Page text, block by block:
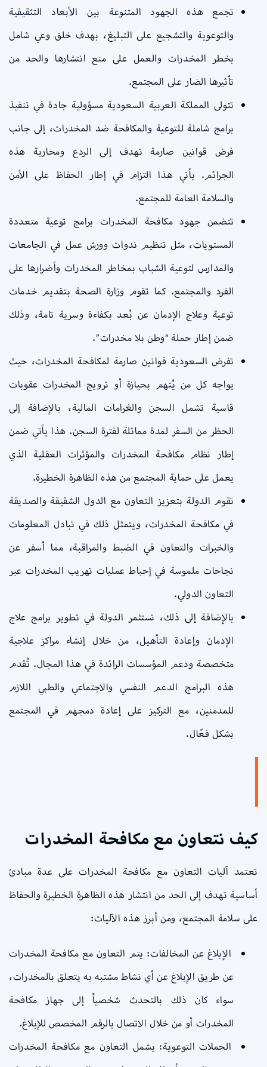
تجمع هذه الجهود المتنوعة بين الأبعاد التثقيفية
والتوعوية والتشجيع على التبليغ، بهدف خلق وعي شامل
بخطر المخدرات والعمل على منع انتشارها والحد من
تأثيرها الضار على المجتمع.
تتولى المملكة العربية السعودية مسؤولية جادة في تنفيذ
برامج شاملة للتوعية والمكافحة ضد المخدرات، إلى جانب
فرض قوانين صارمة تهدف إلى الردع ومحاربة هذه
الجرائم. يأتي هذا التزام في إطار الحفاظ على الأمن
والسلامة العامة للمجتمع.
تتضمن جهود مكافحة المخدرات برامج توعية متعددة
المستويات، مثل تنظيم ندوات وورش عمل في الجامعات
والمدارس لتوعية الشباب بمخاطر المخدرات وأضرارها على
الفرد والمجتمع. كما تقوم وزارة الصحة بتقديم خدمات
توعية وعلاج الإدمان عن بُعد بكفاءة وسرية تامة، وذلك
ضمن إطار حملة “وطن بلا مخدرات”.
تفرض السعودية قوانين صارمة لمكافحة المخدرات، حيث
يواجه كل من يُتهم بحيازة أو ترويج المخدرات عقوبات
قاسية تشمل السجن والغرامات المالية، بالإضافة إلى
الحظر من السفر لمدة مماثلة لفترة السجن. هذا يأتي ضمن
إطار نظام مكافحة المخدرات والمؤثرات العقلية الذي
يعمل على حماية المجتمع من هذه الظاهرة الخطيرة.
تقوم الدولة بتعزيز التعاون مع الدول الشقيقة والصديقة
في مكافحة المخدرات، ويتمثل ذلك في تبادل المعلومات
والخبرات والتعاون في الضبط والمراقبة، مما أسفر عن
نجاحات ملموسة في إحباط عمليات تهريب المخدرات عبر
التعاون الدولي.
بالإضافة إلى ذلك، تستثمر الدولة في تطوير برامج علاج
الإدمان وإعادة التأهيل، من خلال إنشاء مراكز علاجية
متخصصة ودعم المؤسسات الرائدة في هذا المجال. تُقدم
هذه البرامج الدعم النفسي والاجتماعي والطبي اللازم
للمدمنين، مع التركيز على إعادة دمجهم في المجتمع
بشكل فعّال.
كيف نتعاون مع مكافحة المخدرات
تعتمد آليات التعاون مع مكافحة المخدرات على عدة مبادئ
أساسية تهدف إلى الحد من انتشار هذه الظاهرة الخطيرة والحفاظ
على سلامة المجتمع، ومن أبرز هذه الآليات:
الإبلاغ عن المخالفات: يتم التعاون مع مكافحة المخدرات
عن طريق الإبلاغ عن أي نشاط مشتبه به يتعلق بالمخدرات،
سواء كان ذلك بالتحدث شخصياً إلى جهاز مكافحة
المخدرات أو من خلال الاتصال بالرقم المخصص للإبلاغ.
الحملات التوعوية: يشمل التعاون مع مكافحة المخدرات